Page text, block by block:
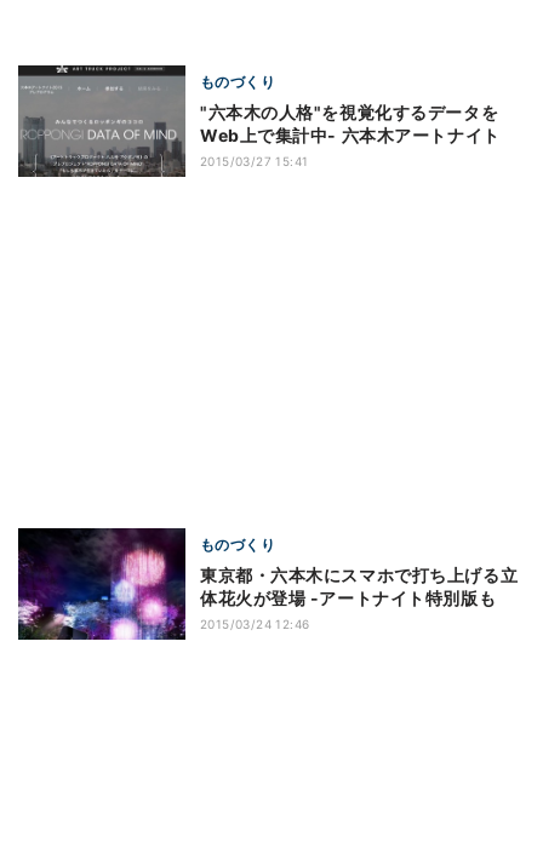
ものづくり
"六本木の人格"を視覚化するデータを
Web上で集計中- 六本木アートナイト
2015/03/27 15:41
ものづくり
東京都・六本木にスマホで打ち上げる立
体花火が登場 -アートナイト特別版も
2015/03/24 12:46